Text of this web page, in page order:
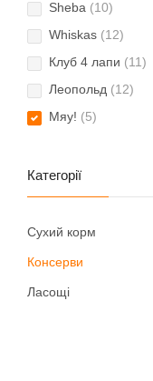
Sheba (10)
Whiskas (12)
Клуб 4 лапи (11)
Леопольд (12)
Мяу! (5)
Категорії
Сухий корм
Консерви
Ласощі